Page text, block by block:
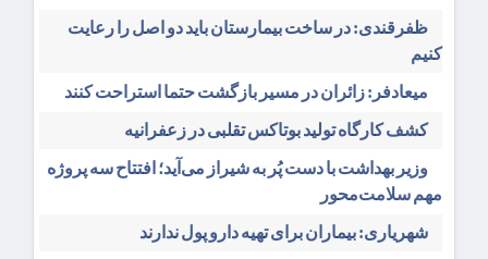
ظفرقندی: در ساخت بیمارستان باید دو اصل را رعایت
کنیم
میعادفر: زائران در مسیر بازگشت حتما استراحت کنند
کشف کارگاه تولید بوتاکس تقلبی در زعفرانیه
وزیر بهداشت با دست پُر به شیراز می‌آید؛ افتتاح سه پروژه
مهم سلامت‌محور
شهریاری: بیماران برای تهیه دارو پول ندارند